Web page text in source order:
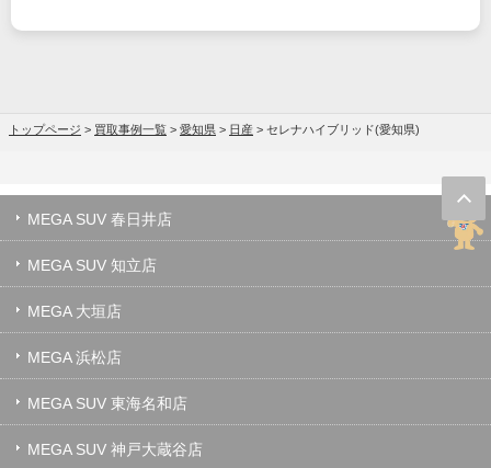
トップページ > 買取事例一覧 > 愛知県 > 日産 > セレナハイブリッド(愛知県)
MEGA SUV 春日井店
MEGA SUV 知立店
MEGA 大垣店
MEGA 浜松店
MEGA SUV 東海名和店
MEGA SUV 神戸大蔵谷店